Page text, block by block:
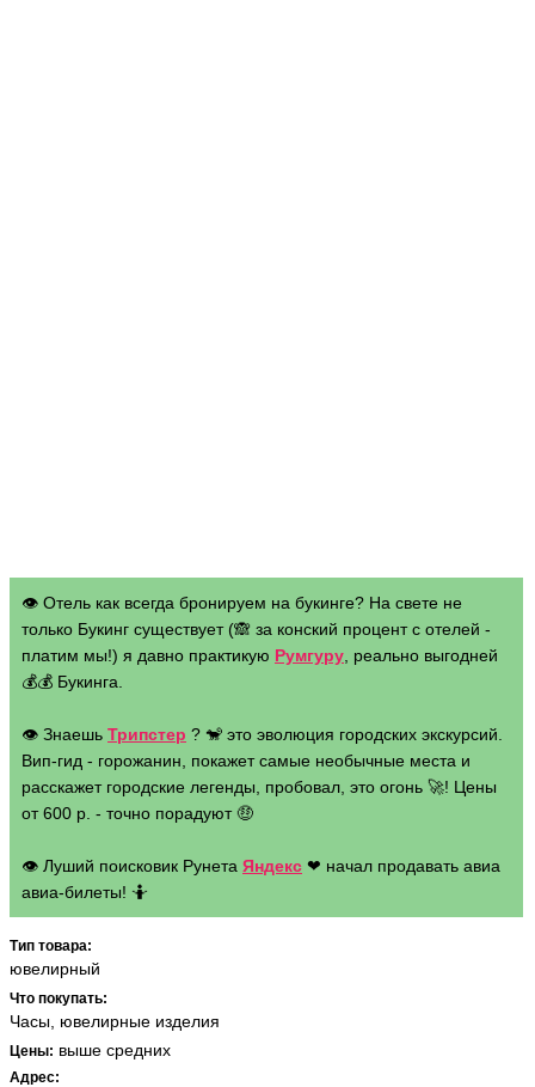
👁 Отель как всегда бронируем на букинге? На свете не
только Букинг существует (🙈 за конский процент с отелей -
платим мы!) я давно практикую Румгуру , реально выгодней
💰💰 Букинга.
👁 Знаешь Трипстер ? 🐒 это эволюция городских экскурсий.
Вип-гид - горожанин, покажет самые необычные места и
расскажет городские легенды, пробовал, это огонь 🚀! Цены
от 600 р. - точно порадуют 🤑
👁 Луший поисковик Рунета Яндекс ❤ начал продавать авиа
авиа-билеты! 🤷
Тип товара:
ювелирный
Что покупать:
Часы, ювелирные изделия
Цены: выше средних
Адрес: